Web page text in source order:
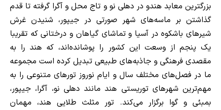
بزرگترین معابد هندو در دهلی نو و تاج محل و آگرا گرفته تا قدم
گذاشتن بر ماسه‌های شهر صورتی در جیپور، شنیدن غرش
شیرهای باشکوه در آسیا و تماشای گیاهان و درختانی که تقریبا
یک پنجم از وسعت این کشور را پوشانده‌اند، که هند را به
مقصدی فرهنگی و جاذبه‌های طبیعی تبدیل کرده است مجموعه
ما در فصل‌های مختلف سال و ایام نوروز تورهای متنوعی را به
مهم‌ترین شهرهای توریستی هند مانند دهلی نو، آگرا، جیپور،
بمبئی و گوا برگزار می‌کند. تور مثلث طلایی هند، مهمان